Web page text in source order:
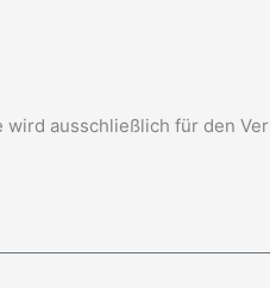
ausschließlich für den